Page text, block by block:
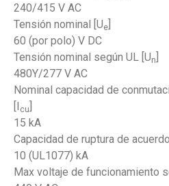
240/415 V AC
Tensión nominal [Ue
60 (por polo) V DC
Tensión nominal según UL [Un
480Y/277 V AC
Nominal capacidad de
[I cu
15 kA
Capacidad de ruptura de
10 (UL1077) kA
Max voltaje de funcionamiento